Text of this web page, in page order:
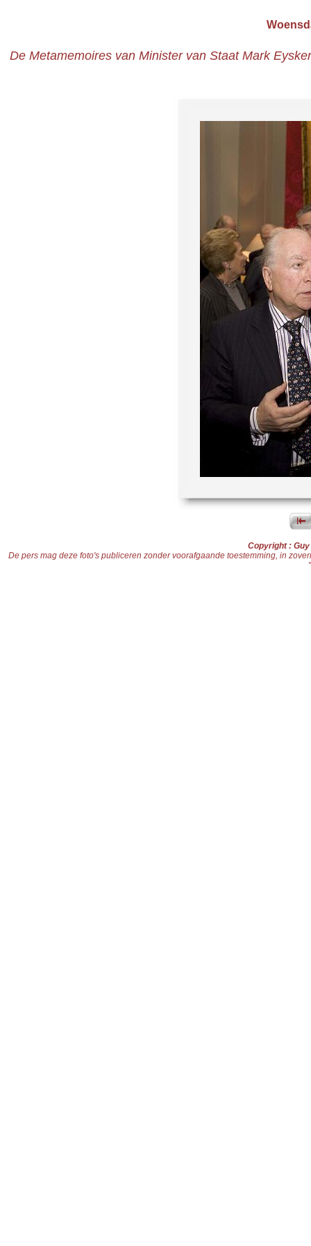
De Metamemoires van Minister van Staat Mark
Copyright :
De pers mag deze foto's publiceren zonder voorafgaande toestemming, in